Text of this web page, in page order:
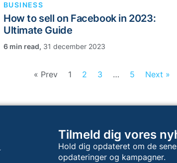
BUSINESS
How to sell on Facebook in 2023:
Ultimate Guide
, 31 december 2023
« Prev 1 2 3 … 5 Next »
Tilmeld dig vores
Hold dig opdateret om de
opdateringer og kampagner.